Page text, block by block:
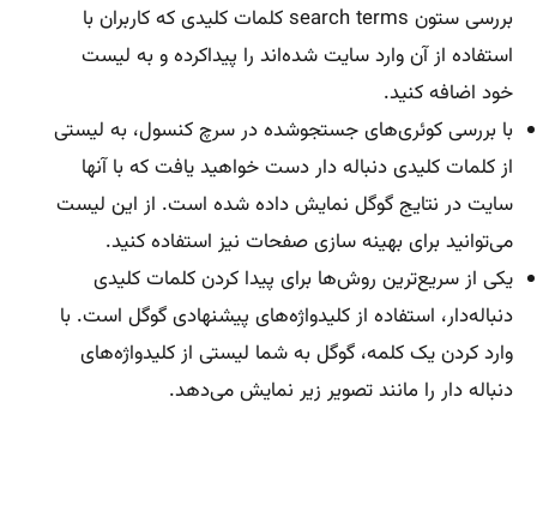
بررسی ستون search terms کلمات کلیدی که کاربران با
استفاده از آن وارد سایت شده‌اند را پیدا‌کرده و به لیست
خود اضافه کنید.
با بررسی کوئری‌‌های جستجوشده در سرچ کنسول، به لیستی
از کلمات کلیدی دنباله دار دست خواهید یافت که با آنها
سایت در نتایج گوگل نمایش داده شده است. از این لیست
می‌توانید برای بهینه سازی صفحات نیز استفاده کنید.
یکی از سریع‌‌‌‌‌ترین روش‌ها برای پیدا کردن کلمات کلیدی
دنباله‌دار، استفاده از کلیدواژه‌های پیشنهادی گوگل است. با
وارد کردن یک کلمه، گوگل به شما لیستی از کلیدواژه‌های
دنباله دار را مانند تصویر زیر نمایش می‌دهد.